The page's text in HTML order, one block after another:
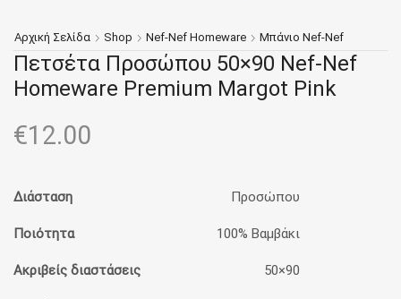
Αρχική Σελίδα Shop Nef-Nef Homeware Μπάνιο Nef-Nef
Πετσέτα Προσώπου 50×90 Nef-Nef
Homeware Premium Margot Pink
€12.00
Διάσταση Προσώπου
Ποιότητα 100% Βαμβάκι
Ακριβείς διαστάσεις 50×90